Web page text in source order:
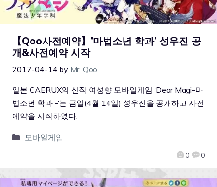
【Qoo사전예약】’마법소년 학과’ 성우진 공
개&사전예약 시작
2017-04-14 by Mr. Qoo
0 0
일본 CAERUX의 신작 여성향 모바일게임 ‘Dear Magi-마
법소년 학과 -‘는 금일(4월 14일) 성우진을 공개하고 사전
예약을 시작하였다.
모바일게임